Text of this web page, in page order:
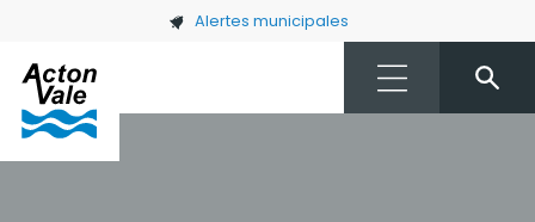
Skip to main content Alertes municipales